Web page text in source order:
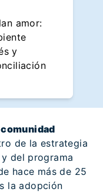
amor:
y
de la estrategia
del programa
hace más de 25
la adopción